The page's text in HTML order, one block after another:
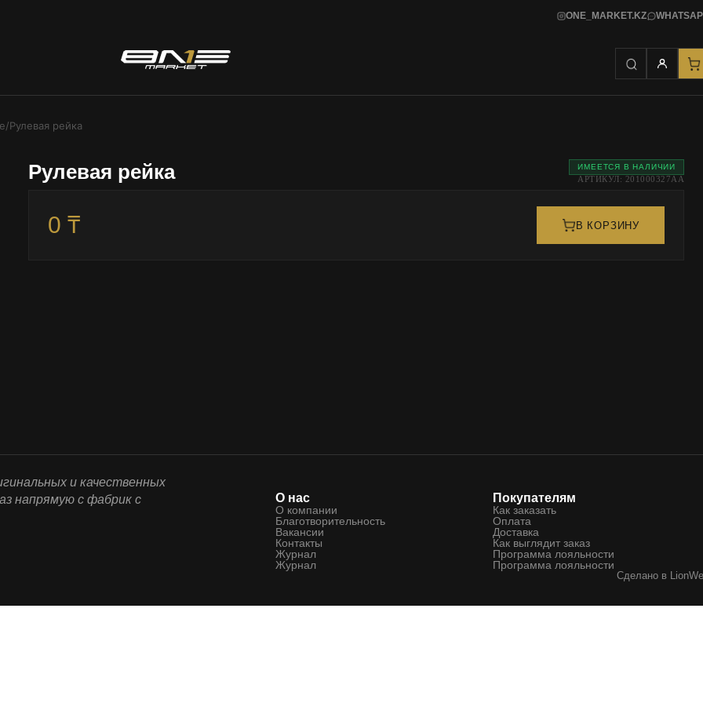
ONE_MARKET.KZ
/Рулевая рейка
Рулевая рейка ИМЕЕТСЯ В НАЛИЧИИ
АРТИКУЛ: 201000327AA
0 ₸ В КОРЗИНУ
и качественных
напрямую с фабрик с
О нас
О компании
Благотворительность
Вакансии
Контакты
Журнал
Журнал
Покупателям
Как заказать
Оплата
Доставка
Как выглядит заказ
Программа лояльности
Программа лояльности
Сделано в